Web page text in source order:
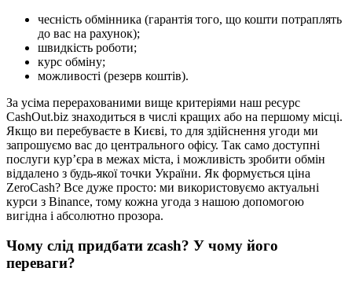
чесність обмінника (гарантія того, що кошти потраплять
до вас на рахунок);
швидкість роботи;
курс обміну;
можливості (резерв коштів).
За усіма перерахованими вище критеріями наш ресурс
CashOut.biz знаходиться в числі кращих або на першому місці.
Якщо ви перебуваєте в Києві, то для здійснення угоди ми
запрошуємо вас до центрального офісу. Так само доступні
послуги кур’єра в межах міста, і можливість зробити обмін
віддалено з будь-якої точки України. Як формується ціна
ZeroСash? Все дуже просто: ми використовуємо актуальні
курси з Binance, тому кожна угода з нашою допомогою
вигідна і абсолютно прозора.
Чому слід придбати zcash? У чому його
переваги?